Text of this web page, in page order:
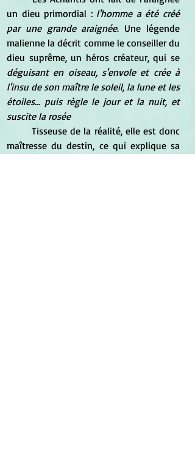
un dieu primordial : l'homme a été créé
par une grande araignée. Une légende
malienne la décrit comme le conseiller du
déguisant en oiseau, s'envole et crée à
l'insu de son maître le soleil, la lune et les
étoiles... puis règle le jour et la nuit, et
suscite la rosée
	Tisseuse de la réalité, elle est donc